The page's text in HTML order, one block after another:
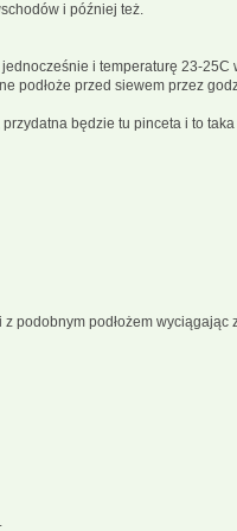
i później też.
i temperaturę 23-25C
podłoże przed siewem przez
będzie tu pinceta i to
podłożem